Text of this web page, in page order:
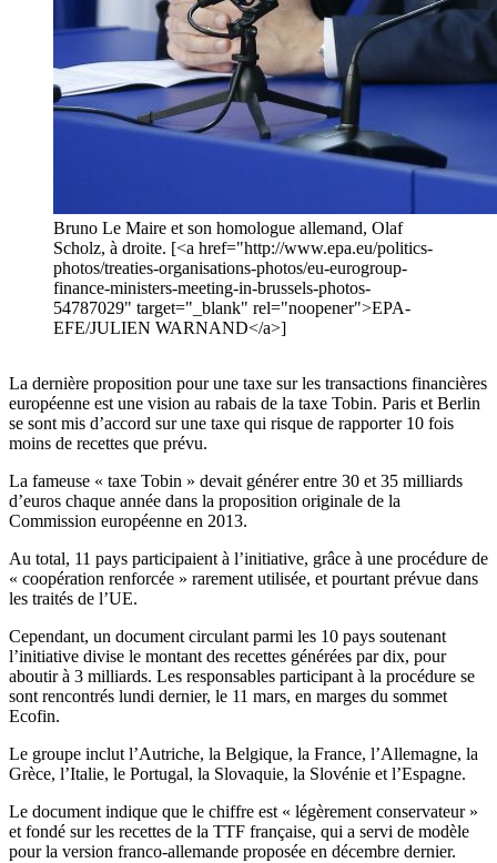
Bruno Le Maire et son homologue allemand, Olaf
Scholz, à droite. [<a href="http://www.epa.eu/politics-
photos/treaties-organisations-photos/eu-eurogroup-
finance-ministers-meeting-in-brussels-photos-
54787029" target="_blank" rel="noopener">EPA-
EFE/JULIEN WARNAND</a>]
La dernière proposition pour une taxe sur les transactions financières
européenne est une vision au rabais de la taxe Tobin. Paris et Berlin
se sont mis d’accord sur une taxe qui risque de rapporter 10 fois
moins de recettes que prévu.
La fameuse « taxe Tobin » devait générer entre 30 et 35 milliards
d’euros chaque année dans la proposition originale de la
Commission européenne en 2013.
Au total, 11 pays participaient à l’initiative, grâce à une procédure de
« coopération renforcée » rarement utilisée, et pourtant prévue dans
les traités de l’UE.
Cependant, un document circulant parmi les 10 pays soutenant
l’initiative divise le montant des recettes générées par dix, pour
aboutir à 3 milliards. Les responsables participant à la procédure se
sont rencontrés lundi dernier, le 11 mars, en marges du sommet
Ecofin.
Le groupe inclut l’Autriche, la Belgique, la France, l’Allemagne, la
Grèce, l’Italie, le Portugal, la Slovaquie, la Slovénie et l’Espagne.
Le document indique que le chiffre est « légèrement conservateur »
et fondé sur les recettes de la TTF française, qui a servi de modèle
pour la version franco-allemande proposée en décembre dernier.